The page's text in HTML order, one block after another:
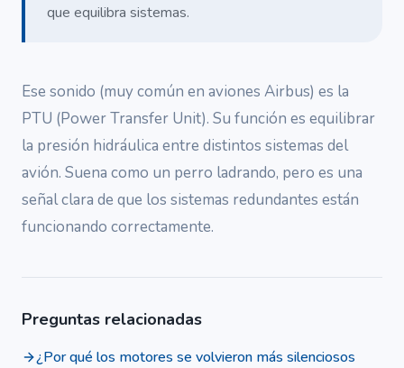
que equilibra sistemas.
Ese sonido (muy común en aviones Airbus) es la
PTU (Power Transfer Unit). Su función es equilibrar
la presión hidráulica entre distintos sistemas del
avión. Suena como un perro ladrando, pero es una
señal clara de que los sistemas redundantes están
funcionando correctamente.
Preguntas relacionadas
¿Por qué los motores se volvieron más silenciosos